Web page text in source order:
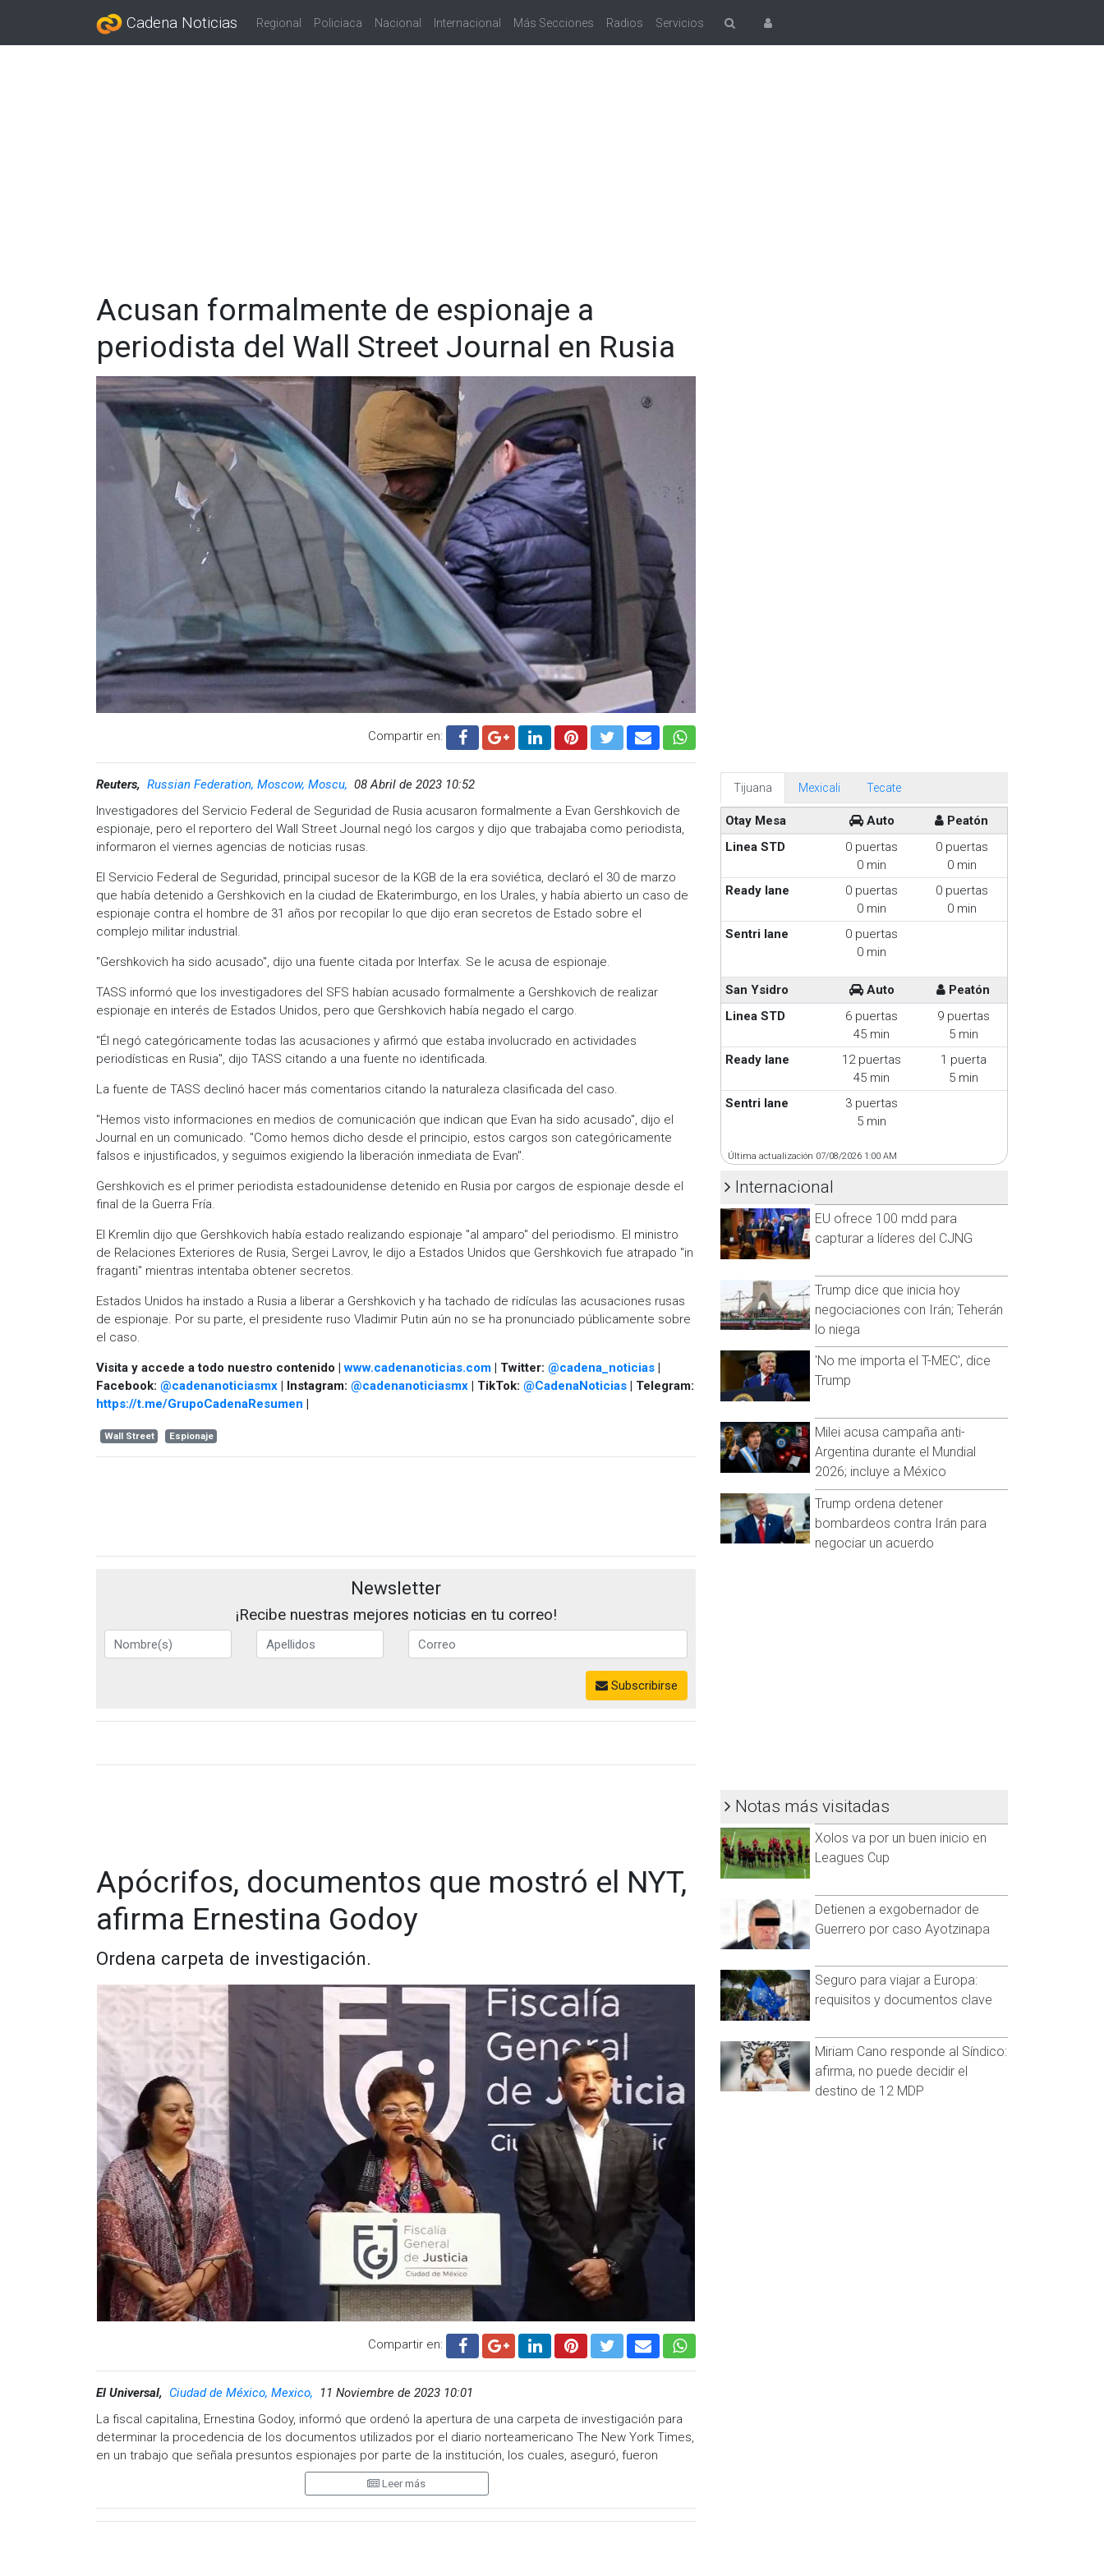
Cadena Noticias Regional Policiaca Nacional Internacional Más Secciones Radios Servicios
Acusan formalmente de espionaje a
periodista del Wall Street Journal en Rusia
Compartir en:
Reuters, Russian Federation, Moscow, Moscu, 08 Abril de 2023 10:52
Investigadores del Servicio Federal de Seguridad de Rusia acusaron formalmente a Evan Gershkovich de
espionaje, pero el reportero del Wall Street Journal negó los cargos y dijo que trabajaba como periodista,
informaron el viernes agencias de noticias rusas.
El Servicio Federal de Seguridad, principal sucesor de la KGB de la era soviética, declaró el 30 de marzo
que había detenido a Gershkovich en la ciudad de Ekaterimburgo, en los Urales, y había abierto un caso de
espionaje contra el hombre de 31 años por recopilar lo que dijo eran secretos de Estado sobre el
complejo militar industrial.
"Gershkovich ha sido acusado", dijo una fuente citada por Interfax. Se le acusa de espionaje.
TASS informó que los investigadores del SFS habían acusado formalmente a Gershkovich de realizar
espionaje en interés de Estados Unidos, pero que Gershkovich había negado el cargo.
"Él negó categóricamente todas las acusaciones y afirmó que estaba involucrado en actividades
periodísticas en Rusia", dijo TASS citando a una fuente no identificada.
La fuente de TASS declinó hacer más comentarios citando la naturaleza clasificada del caso.
"Hemos visto informaciones en medios de comunicación que indican que Evan ha sido acusado", dijo el
Journal en un comunicado. "Como hemos dicho desde el principio, estos cargos son categóricamente
falsos e injustificados, y seguimos exigiendo la liberación inmediata de Evan".
Gershkovich es el primer periodista estadounidense detenido en Rusia por cargos de espionaje desde el
final de la Guerra Fría.
El Kremlin dijo que Gershkovich había estado realizando espionaje "al amparo" del periodismo. El ministro
de Relaciones Exteriores de Rusia, Sergei Lavrov, le dijo a Estados Unidos que Gershkovich fue atrapado "in
fraganti" mientras intentaba obtener secretos.
Estados Unidos ha instado a Rusia a liberar a Gershkovich y ha tachado de ridículas las acusaciones rusas
de espionaje. Por su parte, el presidente ruso Vladimir Putin aún no se ha pronunciado públicamente sobre
el caso.
Visita y accede a todo nuestro contenido |www.cadenanoticias.com | Twitter: @cadena_noticias |
Facebook: @cadenanoticiasmx | Instagram: @cadenanoticiasmx | TikTok: @CadenaNoticias | Telegram:
https://t.me/GrupoCadenaResumen |
Wall Street Espionaje
Newsletter
¡Recibe nuestras mejores noticias en tu correo!
Subscribirse
Apócrifos, documentos que mostró el NYT,
afirma Ernestina Godoy
Ordena carpeta de investigación.
Compartir en:
El Universal, Ciudad de México, Mexico,
11 Noviembre de 2023 10:01
La fiscal capitalina, Ernestina Godoy, informó que ordenó la apertura de una carpeta de investigación para
determinar la procedencia de los documentos utilizados por el diario norteamericano The New York Times,
en un trabajo que señala presuntos espionajes por parte de la institución, los cuales, aseguró, fueron
indagatorias resulta implicado el medio norteamericano, harán lo conducente en la competencia que les
Leer más
Tijuana Mexicali Tecate
Otay Mesa Auto
Peatón
Linea STD
0 puertas
0 min
0 puertas
0 min
Ready lane
0 puertas
0 min
0 puertas
0 min
Sentri lane
0 puertas
0 min
San Ysidro Auto
Peatón
Linea STD
6 puertas
45 min
9 puertas
5 min
Ready lane
12 puertas
45 min
1 puerta
5 min
Sentri lane
3 puertas
5 min
Última actualización 07/08/2026 1:00 AM
Internacional
EU ofrece 100 mdd para
capturar a líderes del CJNG
Trump dice que inicia hoy
negociaciones con Irán; Teherán
lo niega
'No me importa el T-MEC', dice
Trump
Milei acusa campaña anti-
Argentina durante el Mundial
2026; incluye a México
Trump ordena detener
bombardeos contra Irán para
negociar un acuerdo
Notas más visitadas
Xolos va por un buen inicio en
Leagues Cup
Detienen a exgobernador de
Guerrero por caso Ayotzinapa
Seguro para viajar a Europa:
requisitos y documentos clave
Miriam Cano responde al Síndico:
afirma, no puede decidir el
destino de 12 MDP